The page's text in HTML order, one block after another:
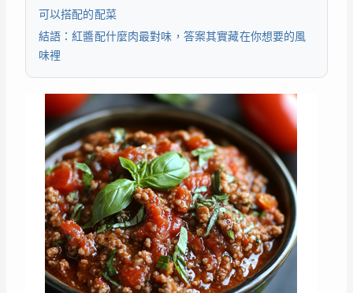
可以搭配的配菜
結語：紅醬配什麼肉最對味，答案其實藏在你想要的風
味裡